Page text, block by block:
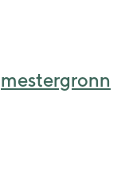
mestergronn